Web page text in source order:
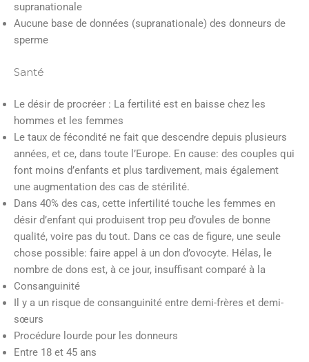
supranationale
Aucune base de données (supranationale) des donneurs de
sperme
Santé
Le désir de procréer : La fertilité est en baisse chez les
hommes et les femmes
Le taux de fécondité ne fait que descendre depuis plusieurs
années, et ce, dans toute l’Europe. En cause: des couples qui
font moins d’enfants et plus tardivement, mais également
une augmentation des cas de stérilité.
Dans 40% des cas, cette infertilité touche les femmes en
désir d’enfant qui produisent trop peu d’ovules de bonne
qualité, voire pas du tout. Dans ce cas de figure, une seule
chose possible: faire appel à un don d’ovocyte. Hélas, le
nombre de dons est, à ce jour, insuffisant comparé à la
Consanguinité
Il y a un risque de consanguinité entre demi-frères et demi-
sœurs
Procédure lourde pour les donneurs
Entre 18 et 45 ans